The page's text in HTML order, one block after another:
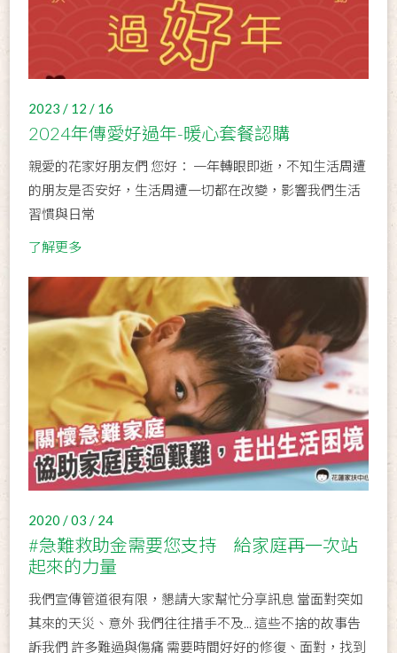
2023 / 12 / 16
2024年傳愛好過年-暖心套餐認購
親愛的花家好朋友們 您好： 一年轉眼即逝，不知生活周遭
的朋友是否安好，生活周遭一切都在改變，影響我們生活
習慣與日常
了解更多
2020 / 03 / 24
#急難救助金需要您支持 給家庭再一次站
起來的力量
我們宣傳管道很有限，懇請大家幫忙分享訊息 當面對突如
其來的天災、意外 我們往往措手不及... 這些不捨的故事告
訴我們 許多難過與傷痛 需要時間好好的修復、面對，找到